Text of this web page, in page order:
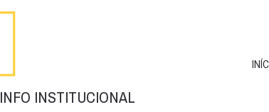
INFO INSTITUCIONAL